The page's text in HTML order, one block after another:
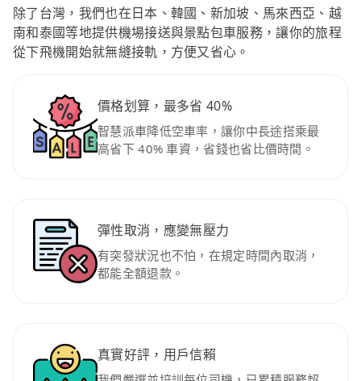
除了台灣，我們也在日本、韓國、新加坡、馬來西亞、越
南和泰國等地提供機場接送與景點包車服務，讓你的旅程
從下飛機開始就無縫接軌，方便又省心。
價格划算，最多省 40%
智慧派車降低空車率，讓你中長途搭乘最
高省下 40% 車資，省錢也省比價時間。
彈性取消，應變無壓力
有突發狀況也不怕，在規定時間內取消，
都能全額退款。
真實好評，用戶信賴